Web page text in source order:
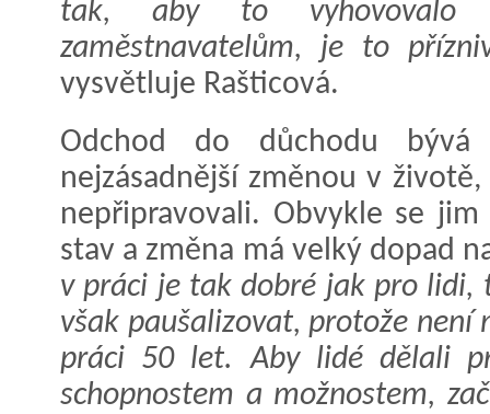
tak, aby to vyhovovalo
zaměstnavatelům, je to
vysvětluje Rašticová.
Odchod do důchodu
nejzásadnější změnou v
nepřipravovali. Obvykle se
stav a změna má velký dopad
v práci je tak dobré jak pro lidi,
však paušalizovat, protože není
práci 50 let. Aby lidé dělali
schopnostem a možnostem,